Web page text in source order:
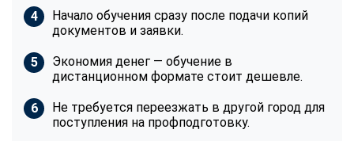
Начало обучения сразу после подачи копий
документов и заявки.
Экономия денег — обучение в
дистанционном формате стоит дешевле.
Не требуется переезжать в другой город для
поступления на профподготовку.